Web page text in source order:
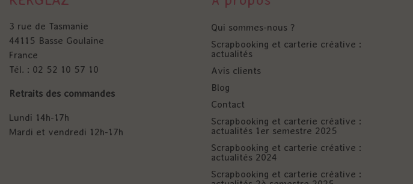
3 rue de Tasmanie
44115 Basse Goulaine
France
Tél. : 02 52 10 57 10
Retraits des commandes
Lundi 14h-17h
Mardi et vendredi 12h-17h
Qui sommes-nous ?
Scrapbooking et carterie créative :
actualités
Avis clients
Blog
Contact
Scrapbooking et carterie créative :
actualités 1er semestre 2025
Scrapbooking et carterie créative :
actualités 2024
Scrapbooking et carterie créative :